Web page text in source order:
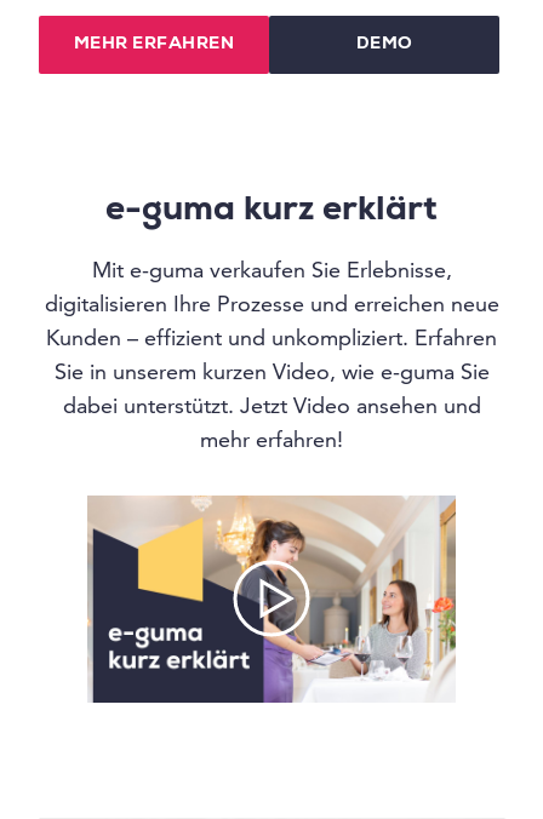
MEHR ERFAHREN DEMO
e-guma kurz erklärt
Mit e-guma verkaufen Sie Erlebnisse,
digitalisieren Ihre Prozesse und erreichen neue
Kunden – effizient und unkompliziert. Erfahren
Sie in unserem kurzen Video, wie e-guma Sie
dabei unterstützt. Jetzt Video ansehen und
mehr erfahren!